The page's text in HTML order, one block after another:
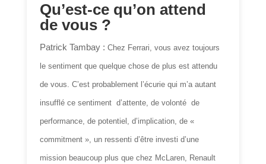
Qu’est-ce qu’on attend
de vous ?
Patrick Tambay :Chez Ferrari, vous avez toujours
le sentiment que quelque chose de plus est attendu
de vous. C’est probablement l’écurie qui m’a autant
insufflé ce sentiment d’attente, de volonté de
performance, de potentiel, d’implication, de «
commitment », un ressenti d’être investi d’une
mission beaucoup plus que chez McLaren, Renault